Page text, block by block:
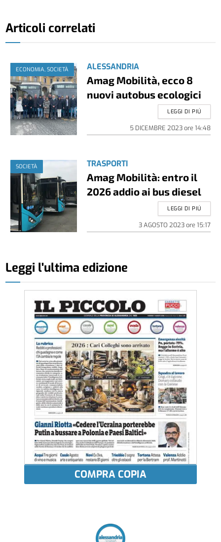
Articoli correlati
ECONOMIA, SOCIETÀ ALESSANDRIA
Amag Mobilità, ecco 8
nuovi autobus ecologici
5 DICEMBRE 2023ore 14:48
LEGGI DI PIÚ
SOCIETÀ TRASPORTI
Amag Mobilità: entro il
2026 addio ai bus diesel
3 AGOSTO 2023ore 15:17
LEGGI DI PIÚ
Leggi l'ultima edizione
COMPRA COPIA